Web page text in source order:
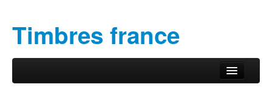
Timbres france
Menu principal